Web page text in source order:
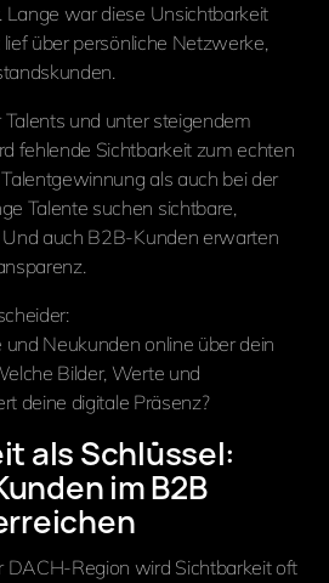
war diese Unsichtbarkeit
über persönliche Netzwerke,
und unter steigendem
fehlende Sichtbarkeit zum echten
als auch bei der
Talente suchen sichtbare,
auch B2B-Kunden erwarten
Neukunden online über dein
Bilder, Werte und
deine digitale Präsenz?
als Schlüssel:
im B2B
Region wird Sichtbarkeit oft